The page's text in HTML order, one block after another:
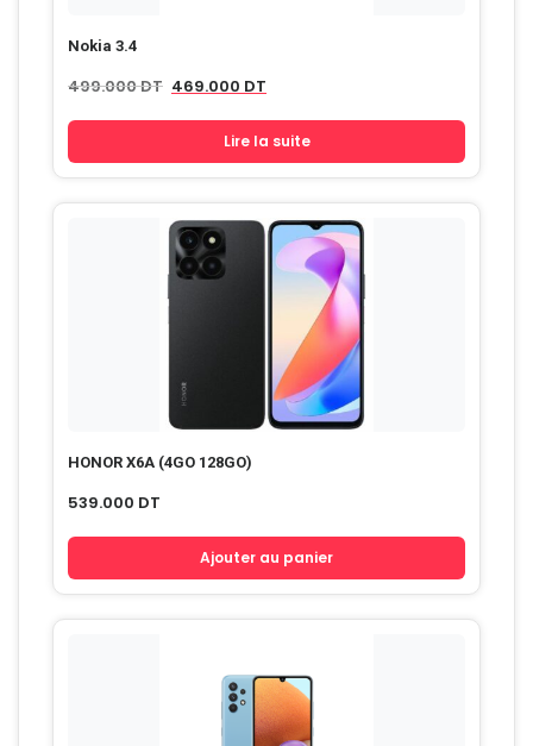
Nokia 3.4
499.000DT Le
était :
499.000
DT.
469.000 DT
actuel
est :
469.000
DT.
Lire la suite
HONOR X6A (4GO 128GO)
539.000 DT
Ajouter au panier